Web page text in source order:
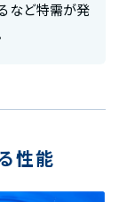
など特需が発
性能